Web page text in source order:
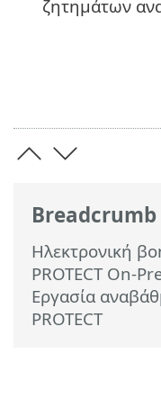
Breadcrumb
Ηλεκτρονική
PROTECT On-
Εργασία
PROTECT
ζητημάτων